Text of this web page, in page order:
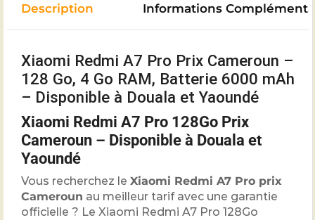
Description Informations
Xiaomi Redmi A7 Pro Prix Cameroun –
128 Go, 4 Go RAM, Batterie 6000 mAh
– Disponible à Douala et Yaoundé
Xiaomi Redmi A7 Pro 128Go Prix
Cameroun – Disponible à Douala et
Yaoundé
Vous recherchez le Xiaomi Redmi A7 Pro prix
Cameroun au meilleur tarif avec une garantie
officielle ? Le Xiaomi Redmi A7 Pro 128Go